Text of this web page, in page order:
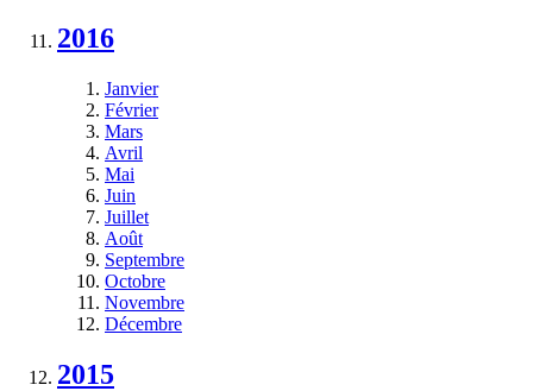
2016
Janvier
Février
Mars
Avril
Mai
Juin
Juillet
Août
Septembre
Octobre
Novembre
Décembre
2015